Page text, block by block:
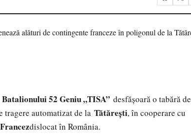
Batalionului 52 Geniu „TISA” desfășoară o tabără de
automatizat de la Tătărești, în cooperare cu
dislocat în România.